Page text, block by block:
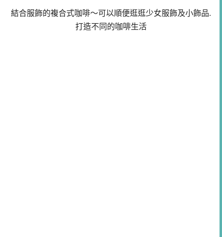
結合服飾的複合式咖啡～可以順便逛逛少女服飾及小飾品.
打造不同的咖啡生活